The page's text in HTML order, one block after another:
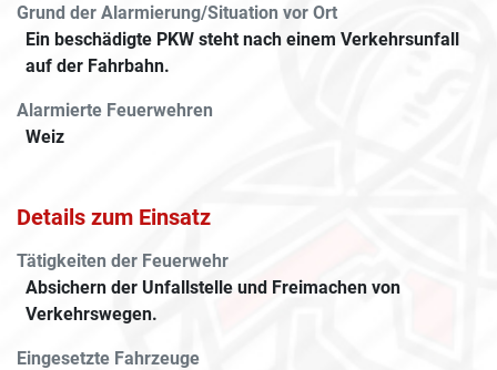
Grund der Alarmierung/Situation vor Ort
Ein beschädigte PKW steht nach einem Verkehrsunfall
auf der Fahrbahn.
Alarmierte Feuerwehren
Weiz
Details zum Einsatz
Tätigkeiten der Feuerwehr
Absichern der Unfallstelle und Freimachen von
Verkehrswegen.
Eingesetzte Fahrzeuge